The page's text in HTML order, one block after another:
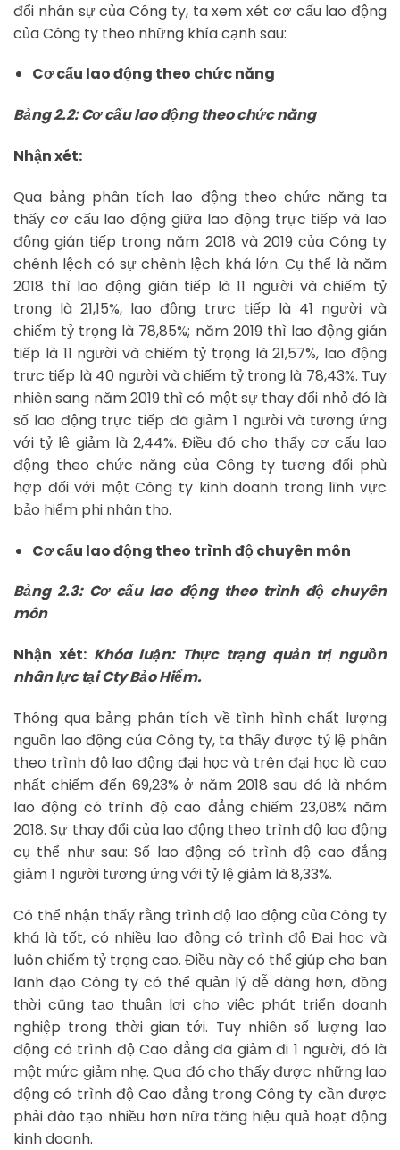
đổi nhân sự của Công ty, ta xem xét cơ cấu lao động
của Công ty theo những khía cạnh sau:
Cơ cấu lao động theo chức năng
Bảng 2.2: Cơ cấu lao động theo chức năng
Nhận xét:
Qua bảng phân tích lao động theo chức năng ta
thấy cơ cấu lao động giữa lao động trực tiếp và lao
động gián tiếp trong năm 2018 và 2019 của Công ty
chênh lệch có sự chênh lệch khá lớn. Cụ thể là năm
2018 thì lao động gián tiếp là 11 người và chiếm tỷ
trọng là 21,15%, lao động trực tiếp là 41 người và
chiếm tỷ trọng là 78,85%; năm 2019 thì lao động gián
tiếp là 11 người và chiếm tỷ trọng là 21,57%, lao động
trực tiếp là 40 người và chiếm tỷ trọng là 78,43%. Tuy
nhiên sang năm 2019 thì có một sự thay đổi nhỏ đó là
số lao động trực tiếp đã giảm 1 người và tương ứng
với tỷ lệ giảm là 2,44%. Điều đó cho thấy cơ cấu lao
động theo chức năng của Công ty tương đối phù
hợp đối với một Công ty kinh doanh trong lĩnh vực
bảo hiểm phi nhân thọ.
Cơ cấu lao động theo trình độ chuyên môn
Bảng 2.3: Cơ cấu lao động theo trình độ chuyên
môn
Nhận xét: Khóa luận: Thực trạng quản trị nguồn
nhân lực tại Cty Bảo Hiểm.
Thông qua bảng phân tích về tình hình chất lượng
nguồn lao động của Công ty, ta thấy được tỷ lệ phân
theo trình độ lao động đại học và trên đại học là cao
nhất chiếm đến 69,23% ở năm 2018 sau đó là nhóm
lao động có trình độ cao đẳng chiếm 23,08% năm
2018. Sự thay đổi của lao động theo trình độ lao động
cụ thể như sau: Số lao động có trình độ cao đẳng
giảm 1 người tương ứng với tỷ lệ giảm là 8,33%.
Có thể nhận thấy rằng trình độ lao động của Công ty
khá là tốt, có nhiều lao động có trình độ Đại học và
luôn chiếm tỷ trọng cao. Điều này có thể giúp cho ban
lãnh đạo Công ty có thể quản lý dễ dàng hơn, đồng
thời cũng tạo thuận lợi cho việc phát triển doanh
nghiệp trong thời gian tới. Tuy nhiên số lượng lao
động có trình độ Cao đẳng đã giảm đi 1 người, đó là
một mức giảm nhẹ. Qua đó cho thấy được những lao
động có trình độ Cao đẳng trong Công ty cần được
phải đào tạo nhiều hơn nữa tăng hiệu quả hoạt động
kinh doanh.